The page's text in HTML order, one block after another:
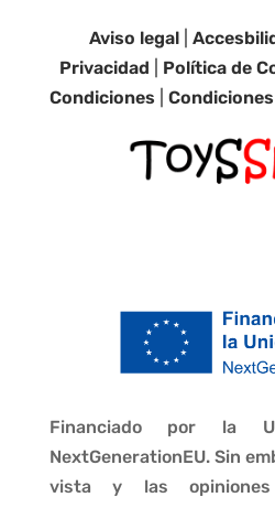
Aviso legal |
Privacidad
Política de
Condiciones |
Financiado por la
NextGenerationEU. Sin
vista y las opiniones